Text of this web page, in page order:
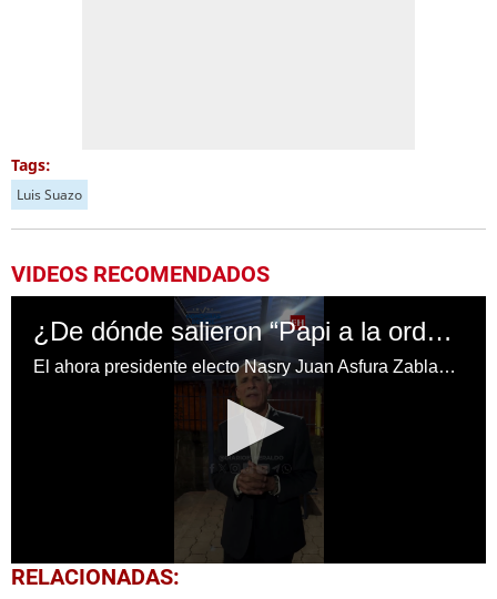
Tags:
Luis Suazo
VIDEOS RECOMENDADOS
¿De dónde salieron “Papi a la orden” y “Tito”, los apodos de Nasry Asfura?
El ahora presidente electo Nasry Juan Asfura Zablah es conocido popularmente como “Papi a la orden” y “Tito”, apodos que surgieron de su trato cercano con la gente.
0
seconds
RELACIONADAS: